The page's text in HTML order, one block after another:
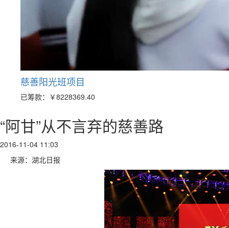
慈善阳光班项目
已筹款： ￥8228369.40
“阿甘”从不言弃的慈善路
2016-11-04 11:03
来源：湖北日报